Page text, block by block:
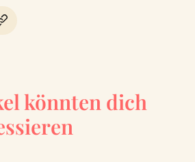
könnten dich